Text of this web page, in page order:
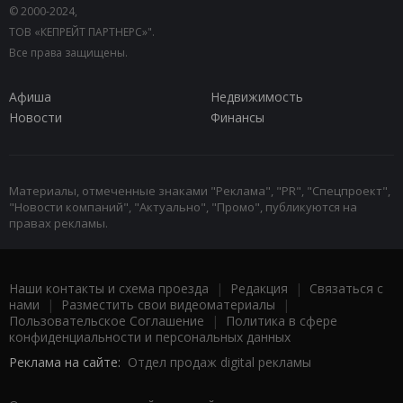
© 2000-2024,
ТОВ «КЕПРЕЙТ ПАРТНЕРС»".
Все права защищены.
Афиша
Недвижимость
Новости
Финансы
Материалы, отмеченные знаками "Реклама", "PR", "Спецпроект",
"Новости компаний", "Актуально", "Промо", публикуются на
правах рекламы.
Наши контакты и схема проезда | Редакция | Связаться с
нами | Разместить свои видеоматериалы |
Пользовательское Соглашение |
Политика в сфере
конфиденциальности и персональных данных
Реклама на сайте: Отдел продаж digital рекламы